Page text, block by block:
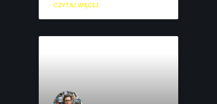
CZYTAJ WIĘCEJ..